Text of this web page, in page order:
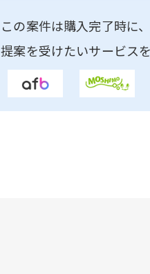
この案件は購入完了時に、
提案を受けたいサービス